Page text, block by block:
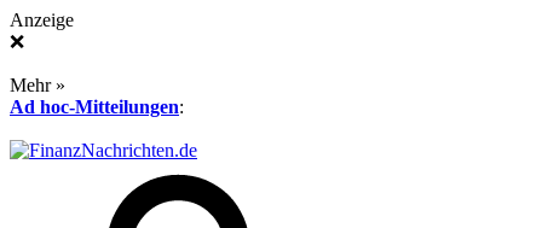
Anzeige
❌
Mehr »
Ad hoc-Mitteilungen: